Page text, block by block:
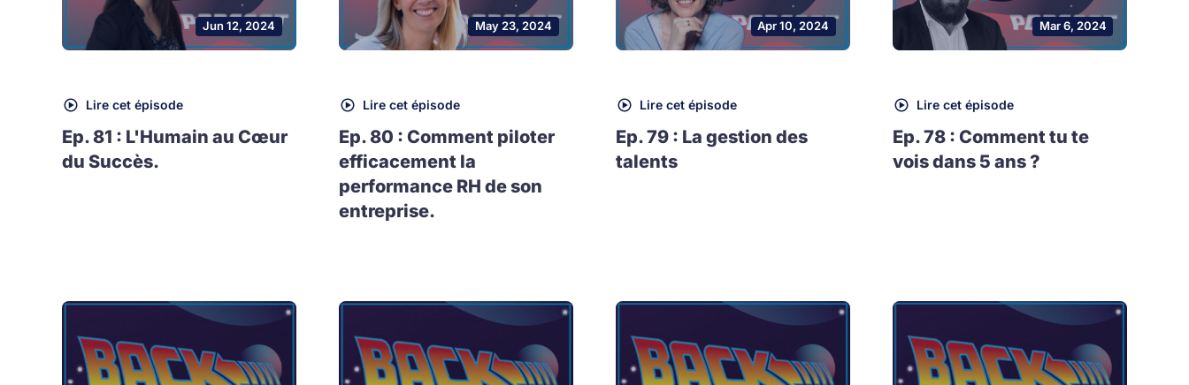
Jun 12, 2024
Lire cet épisode
Ep. 81 : L'Humain au Cœur
du Succès.
May 23, 2024
Lire cet épisode
Ep. 80 : Comment piloter
efficacement la
performance RH de son
entreprise.
Apr 10, 2024
Lire cet épisode
Ep. 79 : La gestion des
talents
Mar 6, 2024
Lire cet épisode
Ep. 78 : Comment tu te
vois dans 5 ans ?